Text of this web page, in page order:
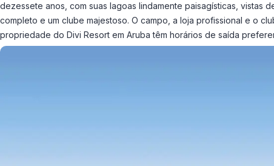
dezessete anos, com suas lagoas lindamente paisagísticas, vistas
completo e um clube majestoso. O campo, a loja profissional e o
propriedade do Divi Resort em Aruba têm horários de saída